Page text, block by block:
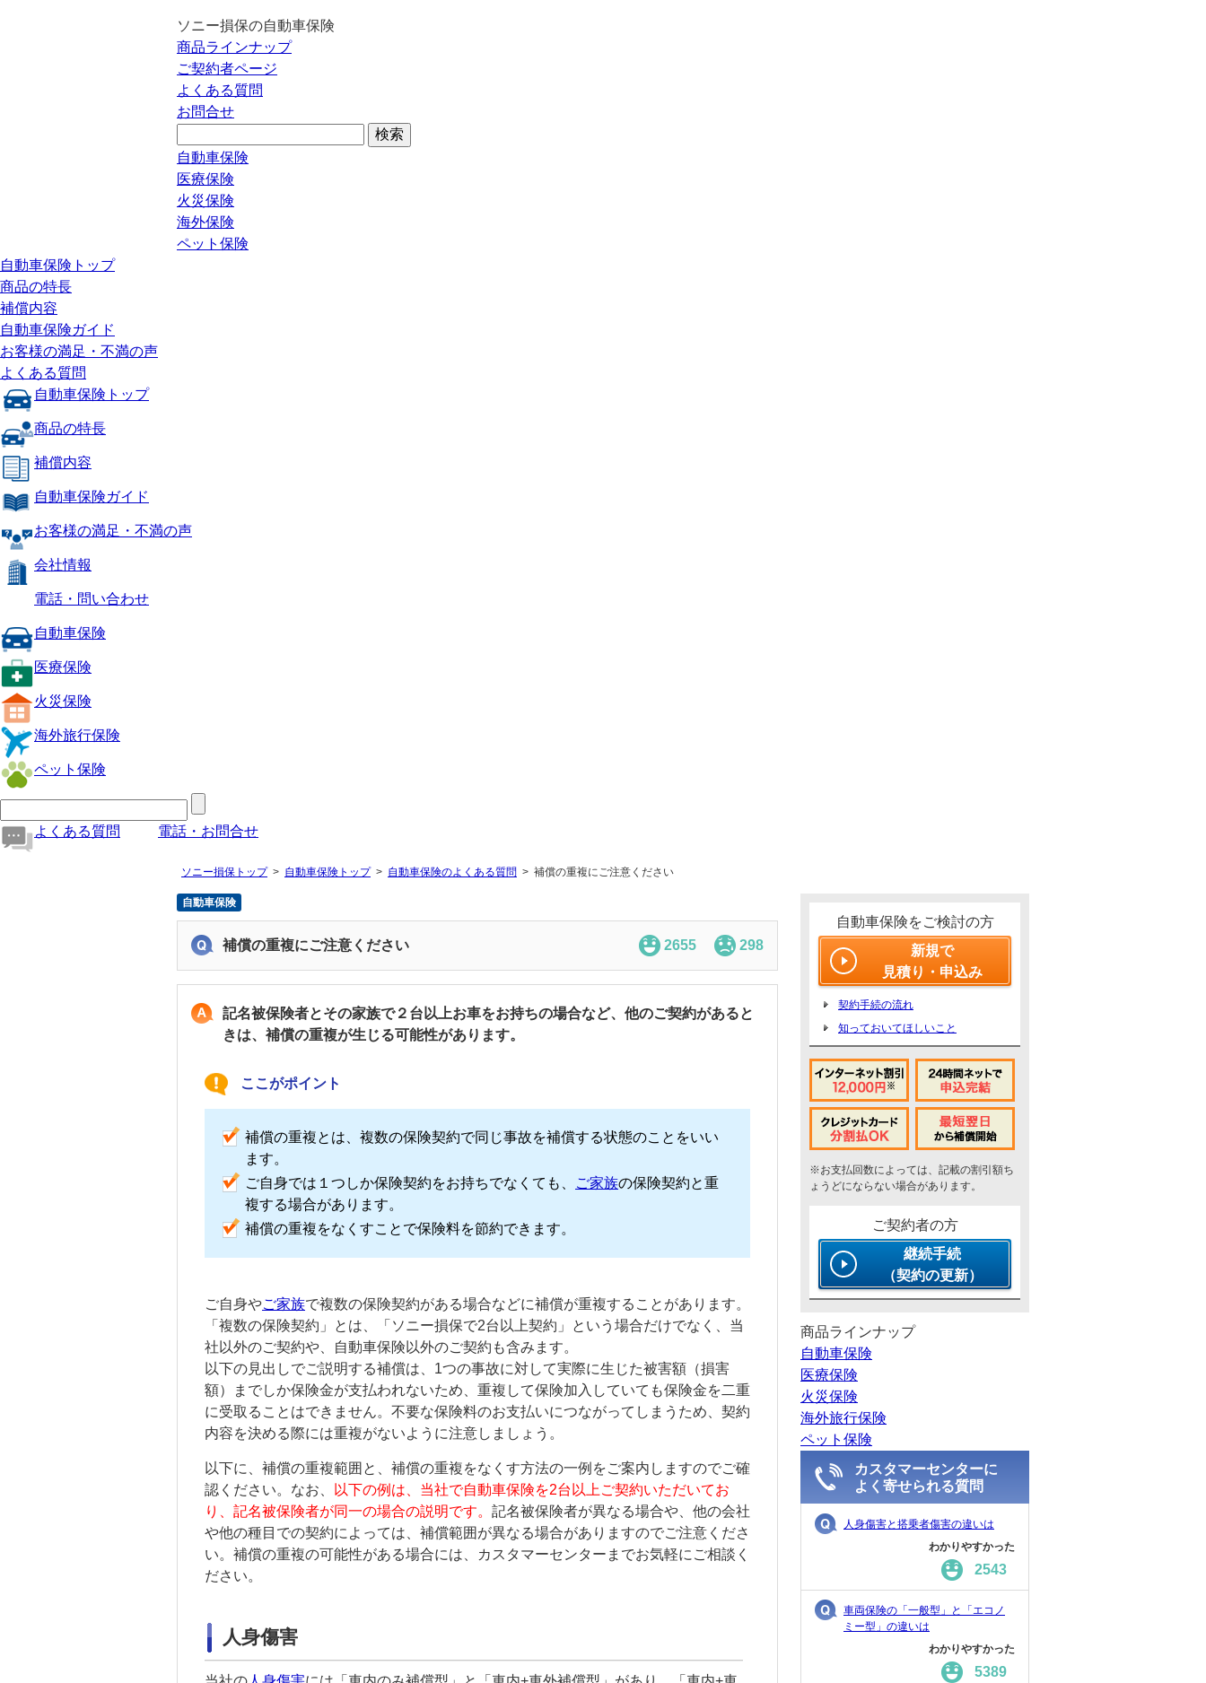
ソニー損保の自動車保険
商品ラインナップ
ご契約者ページ
よくある質問
お問合せ
自動車保険
医療保険
火災保険
海外保険
ペット保険
自動車保険トップ
商品の特長
補償内容
自動車保険ガイド
お客様の満足・不満の声
よくある質問
自動車保険トップ
商品の特長
補償内容
自動車保険ガイド
お客様の満足・不満の声
会社情報
電話・問い合わせ
自動車保険
医療保険
火災保険
海外旅行保険
ペット保険
よくある質問 電話・お問合せ
ソニー損保トップ 自動車保険トップ 自動車保険のよくある質問 補償の重複にご注意ください
自動車保険
補償の重複にご注意ください 2655 298
記名被保険者とその家族で２台以上お車をお持ちの場合など、他のご契約があると
きは、補償の重複が生じる可能性があります。
ここがポイント
補償の重複とは、複数の保険契約で同じ事故を補償する状態のことをいい
ます。
ご自身では１つしか保険契約をお持ちでなくても、
ご家族の保険契約と重
複する場合があります。
補償の重複をなくすことで保険料を節約できます。
ご自身やご家族で複数の保険契約がある場合などに補償が重複することがあります。
「複数の保険契約」とは、「ソニー損保で2台以上契約」という場合だけでなく、当
社以外のご契約や、自動車保険以外のご契約も含みます。
以下の見出しでご説明する補償は、1つの事故に対して実際に生じた被害額（損害
額）までしか保険金が支払われないため、重複して保険加入していても保険金を二重
に受取ることはできません。不要な保険料のお支払いにつながってしまうため、契約
内容を決める際には重複がないように注意しましょう。
以下に、補償の重複範囲と、補償の重複をなくす方法の一例をご案内しますのでご確
認ください。なお、
以下の例は、当社で自動車保険を2台以上ご契約いただいてお
り、 記名被保険者が同一の場合の説明です。 記名被保険者が異なる場合や、他の会社
や他の種目での契約によっては、補償範囲が異なる場合がありますのでご注意くださ
い。補償の重複の可能性がある場合には、カスタマーセンターまでお気軽にご相談く
ださい。
人身傷害
自動車保険をご検討の方
新規で
見積り・申込み
契約手続の流れ
知っておいてほしいこと
※お支払回数によっては、記載の割引額ち
ょうどにならない場合があります。
ご契約者の方
継続手続
（契約の更新）
商品ラインナップ
自動車保険
医療保険
火災保険
海外旅行保険
ペット保険
カスタマーセンターに
よく寄せられる質問
人身傷害と搭乗者傷害の違いは
わかりやすかった
2543
車両保険の「一般型」と「エコノ
ミー型」の違いは
わかりやすかった
5389